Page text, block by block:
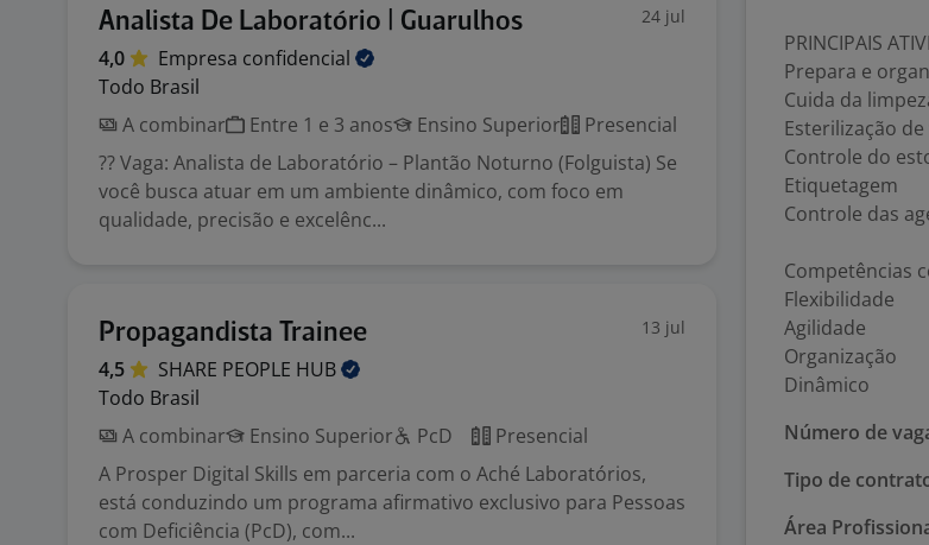
Analista De Laboratório | Guarulhos 24 jul
4,0 Empresa confidencial
Todo Brasil
A combinar
Entre 1 e 3 anos Ensino Superior
Presencial
?? Vaga: Analista de Laboratório – Plantão Noturno (Folguista) Se
você busca atuar em um ambiente dinâmico, com foco em
qualidade, precisão e excelênc...
Propagandista Trainee 13 jul
4,5 SHARE PEOPLE HUB
Todo Brasil
A combinar
Ensino Superior PcD
Presencial
A Prosper Digital Skills em parceria com o Aché Laboratórios,
está conduzindo um programa afirmativo exclusivo para Pessoas
com Deficiência (PcD), com...
PRINCIPAIS
Prepara e
Cuida da
Esterilização
Controle do
Etiquetagem
Controle das
Competências
Flexibilidade
Agilidade
Organização
Dinâmico
Número de
Tipo de
Área